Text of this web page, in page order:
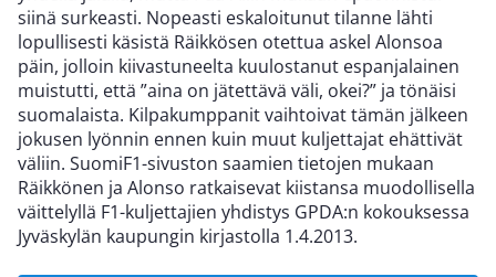
siinä surkeasti. Nopeasti eskaloitunut tilanne lähti
lopullisesti käsistä Räikkösen otettua askel Alonsoa
päin, jolloin kiivastuneelta kuulostanut espanjalainen
muistutti, että ”aina on jätettävä väli, okei?” ja tönäisi
suomalaista. Kilpakumppanit vaihtoivat tämän jälkeen
jokusen lyönnin ennen kuin muut kuljettajat ehättivät
väliin. SuomiF1-sivuston saamien tietojen mukaan
Räikkönen ja Alonso ratkaisevat kiistansa muodollisella
väittelyllä F1-kuljettajien yhdistys GPDA:n kokouksessa
Jyväskylän kaupungin kirjastolla 1.4.2013.